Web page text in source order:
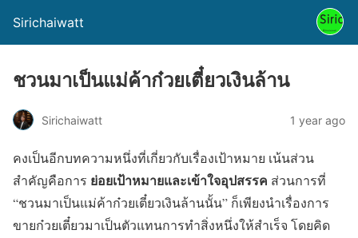
Sirichaiwatt
ชวนมาเป็นแม่ค้าก๋วยเตี๋ยวเงินล้าน
Sirichaiwatt 1 year ago
คงเป็นอีกบทความหนึ่งที่เกี่ยวกับเรื่องเป้าหมาย เน้นส่วน
สำคัญคือการ ย่อยเป้าหมายและเข้าใจอุปสรรค ส่วนการที่
“ชวนมาเป็นแม่ค้าก๋วยเตี๋ยวเงินล้านนั้น” ก็เพียงนำเรื่องการ
ขายก๋วยเตี๋ยวมาเป็นตัวแทนการทำสิ่งหนึ่งให้สำเร็จ โดยคิด